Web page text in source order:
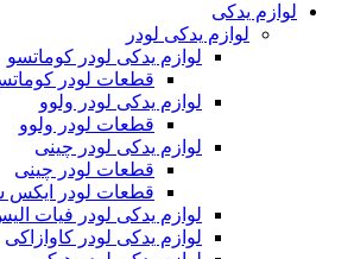
یدکی
لوازم یدکی لودر
لوازم یدکی لودر کوماتسو
قطعات لودر کوماتسو
لوازم یدکی لودر ولوو
قطعات لودر ولوو
لوازم یدکی لودر چینی
قطعات لودر چینی
قطعات لودر ایکس سی ام جی xcmg
لوازم یدکی لودر فیات الیس
لوازم یدکی لودر کاوازاکی